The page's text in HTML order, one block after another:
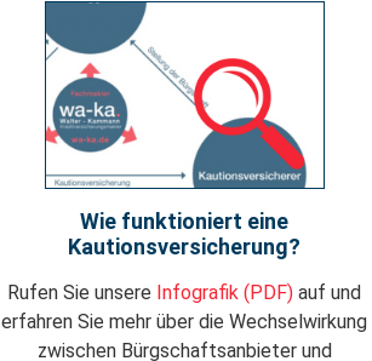
Wie funktioniert eine
Kautionsversicherung?
Rufen Sie unsere Infografik (PDF) auf und
erfahren Sie mehr über die Wechselwirkung
zwischen Bürgschaftsanbieter und